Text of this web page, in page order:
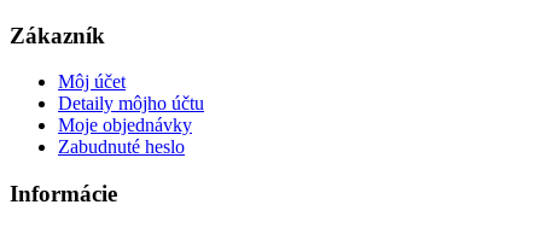
Zákazník
Môj účet
Detaily môjho účtu
Moje objednávky
Zabudnuté heslo
Informácie